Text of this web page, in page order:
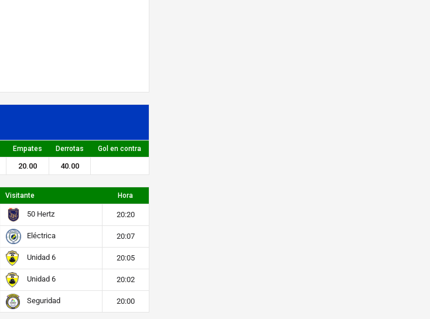
Empates Derrotas Gol en contra
20.00 40.00
Visitante Hora
50 Hertz 20:20
Eléctrica 20:07
Unidad 6 20:05
Unidad 6 20:02
Seguridad 20:00